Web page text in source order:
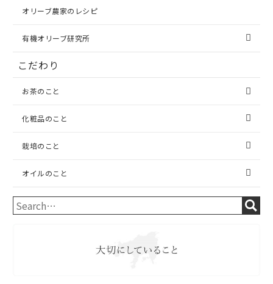
オリーブ農家のレシピ
有機オリーブ研究所
こだわり
お茶のこと
化粧品のこと
栽培のこと
オイルのこと